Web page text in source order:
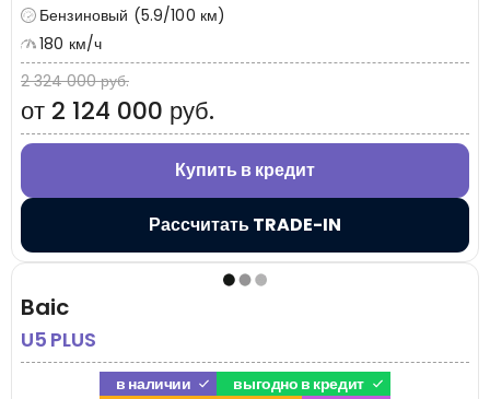
Бензиновый (5.9/100 км)
180 км/ч
2 324 000 руб.
от 2 124 000 руб.
Купить в кредит
Рассчитать TRADE-IN
Baic
U5 PLUS
в наличии
выгодно в кредит